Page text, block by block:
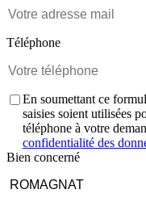
Téléphone
En soumettant ce
saisies soient utilisées
téléphone à votre
confidentialité des
Bien concerné